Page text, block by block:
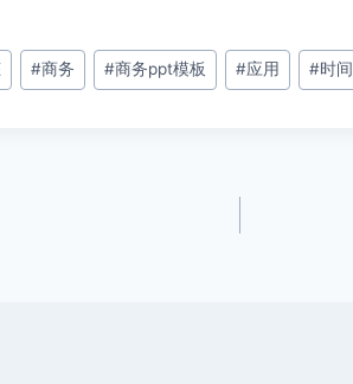
#商务 #商务ppt模板 #应用 #时间